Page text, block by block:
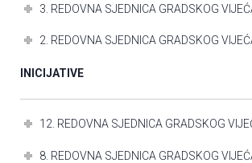
3. REDOVNA SJEDNICA GRADSKOG
2. REDOVNA SJEDNICA GRADSKOG
INICIJATIVE
12. REDOVNA SJEDNICA GRADSKOG
8. REDOVNA SJEDNICA GRADSKOG